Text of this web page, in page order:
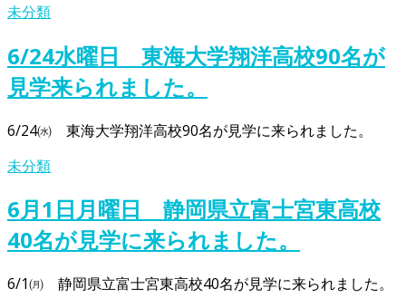
未分類
6/24水曜日 東海大学翔洋高校90名が
見学来られました。
6/24㈬ 東海大学翔洋高校90名が見学に来られました。
未分類
6月1日月曜日 静岡県立富士宮東高校
40名が見学に来られました。
6/1㈪ 静岡県立富士宮東高校40名が見学に来られました。